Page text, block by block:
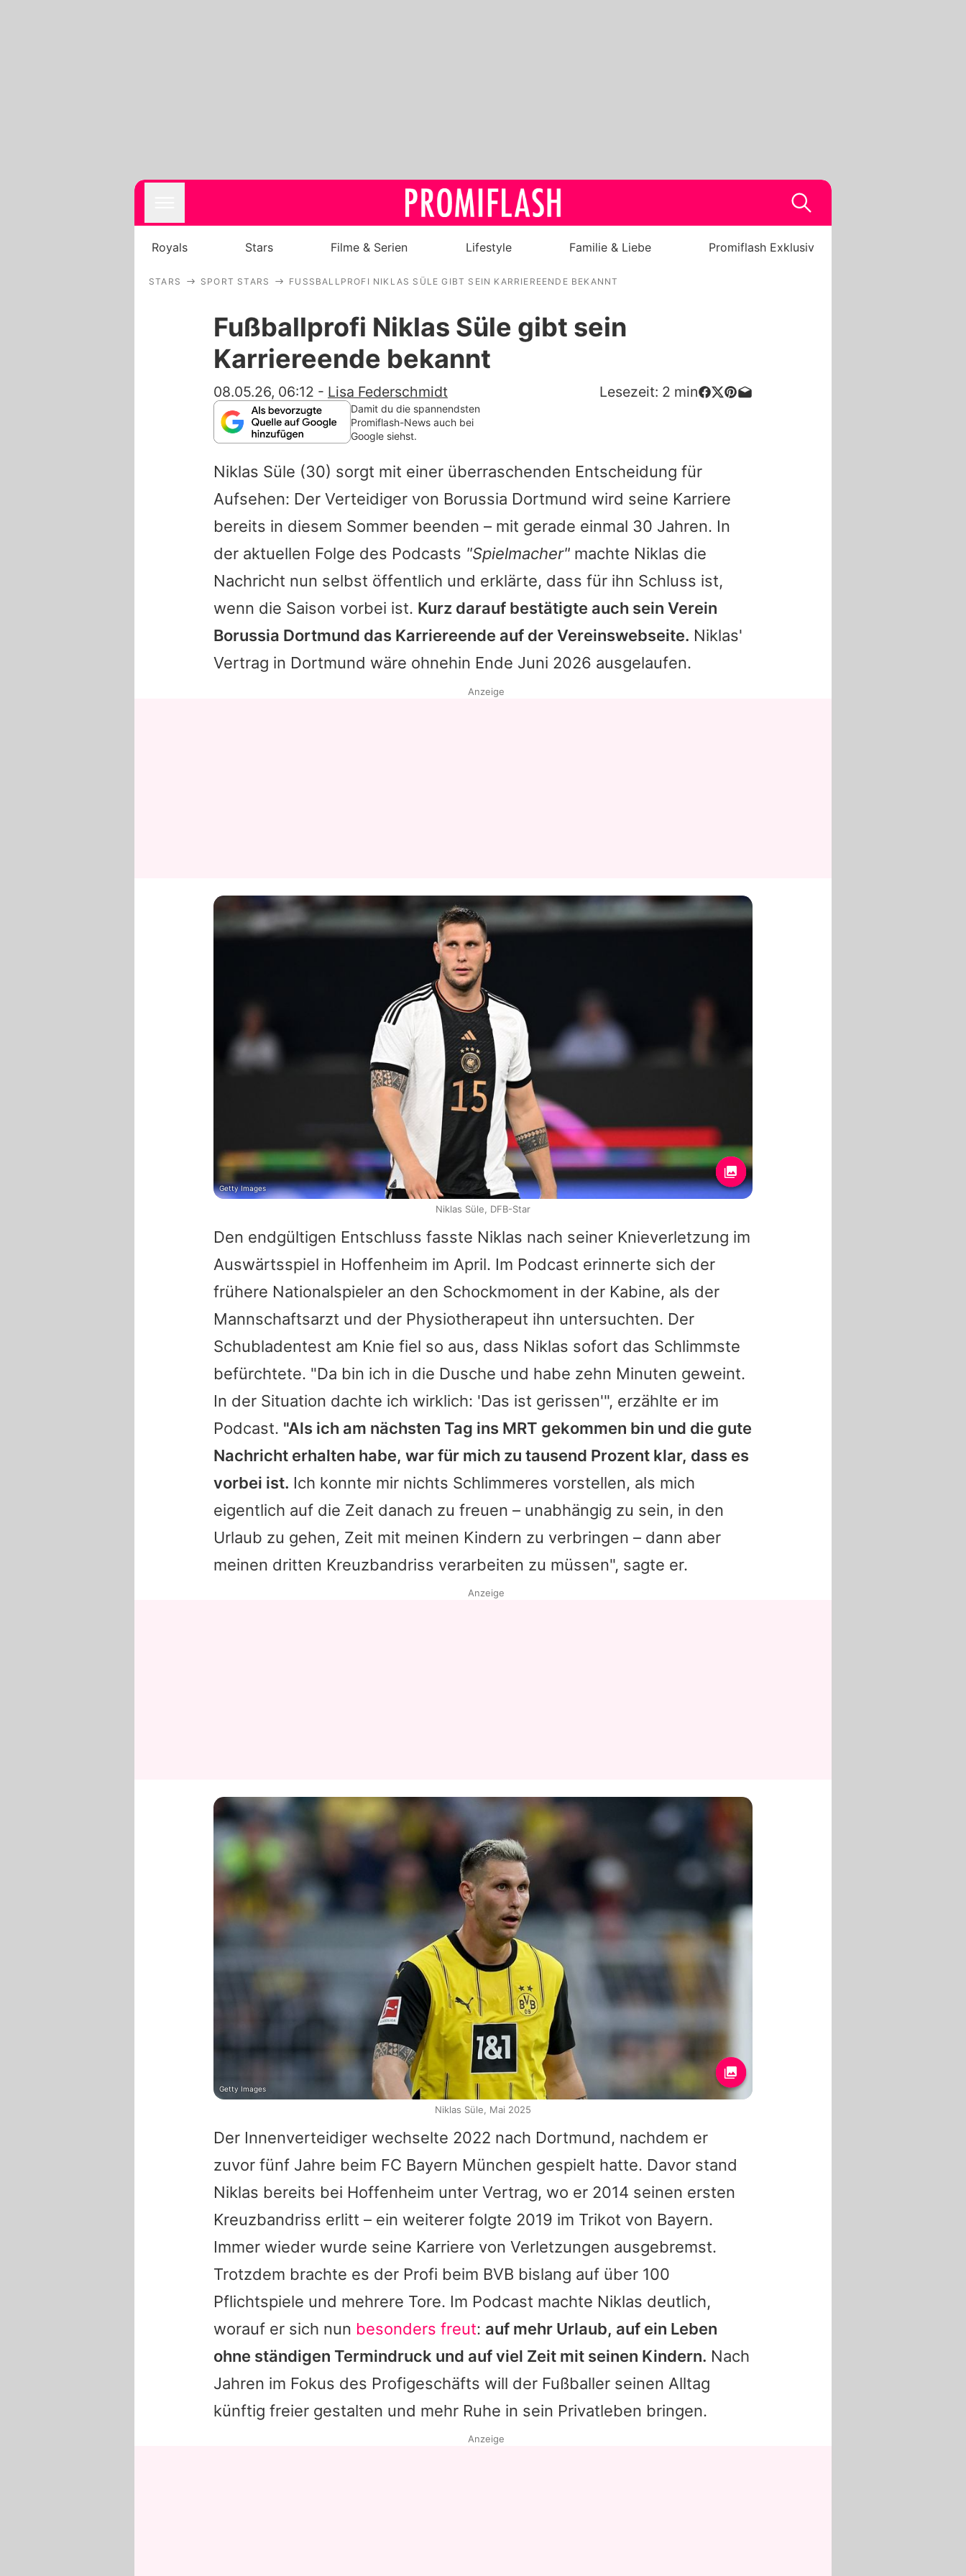
Royals
Stars
Filme & Serien
Familie & Liebe
App runterladen
Team
Redaktionelle Richtlinien
Impressum
Datenschutzerklärung
Nutzungsbedingungen
Royals Stars Filme & Serien Lifestyle Familie & Liebe Promiflash Exklusiv
STARS SPORT STARS FUSSBALLPROFI NIKLAS SÜLE GIBT SEIN KARRIEREENDE BEKANNT
Fußballprofi Niklas Süle gibt sein
Karriereende bekannt
08.05.26, 06:12 - Lisa Federschmidt Lesezeit: 2 min
Damit du die spannendsten
Promiflash-News auch bei
Google siehst.
Niklas Süle (30) sorgt mit einer überraschenden Entscheidung für
Aufsehen: Der Verteidiger von Borussia Dortmund wird seine Karriere
bereits in diesem Sommer beenden – mit gerade einmal 30 Jahren. In
der aktuellen Folge des Podcasts "Spielmacher" machte Niklas die
Nachricht nun selbst öffentlich und erklärte, dass für ihn Schluss ist,
wenn die Saison vorbei ist. Kurz darauf bestätigte auch sein Verein
Borussia Dortmund das Karriereende auf der Vereinswebseite. Niklas'
Vertrag in Dortmund wäre ohnehin Ende Juni 2026 ausgelaufen.
Den endgültigen Entschluss fasste Niklas nach seiner Knieverletzung im
Auswärtsspiel in Hoffenheim im April. Im Podcast erinnerte sich der
frühere Nationalspieler an den Schockmoment in der Kabine, als der
Mannschaftsarzt und der Physiotherapeut ihn untersuchten. Der
Schubladentest am Knie fiel so aus, dass Niklas sofort das Schlimmste
befürchtete. "Da bin ich in die Dusche und habe zehn Minuten geweint.
In der Situation dachte ich wirklich: 'Das ist gerissen'", erzählte er im
Podcast. "Als ich am nächsten Tag ins MRT gekommen bin und die gute
Nachricht erhalten habe, war für mich zu tausend Prozent klar, dass es
vorbei ist. Ich konnte mir nichts Schlimmeres vorstellen, als mich
eigentlich auf die Zeit danach zu freuen – unabhängig zu sein, in den
Urlaub zu gehen, Zeit mit meinen Kindern zu verbringen – dann aber
meinen dritten Kreuzbandriss verarbeiten zu müssen", sagte er.
Der Innenverteidiger wechselte 2022 nach Dortmund, nachdem er
zuvor fünf Jahre beim FC Bayern München gespielt hatte. Davor stand
Niklas bereits bei Hoffenheim unter Vertrag, wo er 2014 seinen ersten
Kreuzbandriss erlitt – ein weiterer folgte 2019 im Trikot von Bayern.
Immer wieder wurde seine Karriere von Verletzungen ausgebremst.
Trotzdem brachte es der Profi beim BVB bislang auf über 100
Pflichtspiele und mehrere Tore. Im Podcast machte Niklas deutlich,
worauf er sich nun besonders freut: auf mehr Urlaub, auf ein Leben
ohne ständigen Termindruck und auf viel Zeit mit seinen Kindern. Nach
Jahren im Fokus des Profigeschäfts will der Fußballer seinen Alltag
künftig freier gestalten und mehr Ruhe in sein Privatleben bringen.
Anzeige
Getty Images
Niklas Süle, DFB-Star
Anzeige
Getty Images
Niklas Süle, Mai 2025
Anzeige